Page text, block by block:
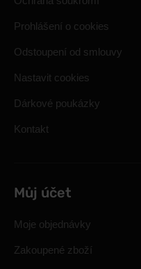
Prohlášení o cookies
Odstoupení od smlouvy
Nastavit cookies
Dárkové poukázky
Kontakt
Můj účet
Moje objednávky
Zakoupené zboží